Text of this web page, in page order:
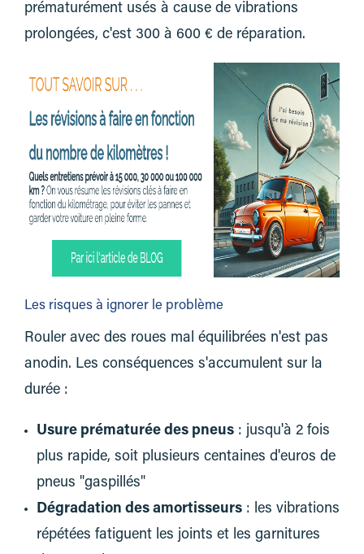
prématurément usés à cause de vibrations
prolongées, c'est 300 à 600 € de réparation.
Les risques à ignorer le problème
Rouler avec des roues mal équilibrées n'est pas
anodin. Les conséquences s'accumulent sur la
durée :
Usure prématurée des pneus : jusqu'à 2 fois
plus rapide, soit plusieurs centaines d'euros de
pneus "gaspillés"
Dégradation des amortisseurs : les vibrations
répétées fatiguent les joints et les garnitures